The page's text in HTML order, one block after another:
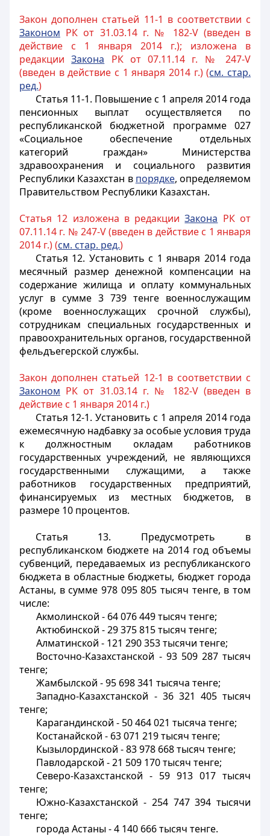
Закон дополнен статьей 11-1 в соответствии с
Законом РК от 31.03.14 г. № 182-V (введен в
действие с 1 января 2014 г.); изложена в
редакцииЗакона РК от 07.11.14 г. № 247-V
(введен в действие с 1 января 2014 г.) (см. стар.
ред.)
Статья 11-1. Повышение с 1 апреля 2014 года
пенсионных выплат осуществляется по
республиканской бюджетной программе 027
«Социальное обеспечение отдельных
категорий граждан» Министерства
здравоохранения и социального развития
Республики Казахстан в порядке, определяемом
Правительством Республики Казахстан.
Статья 12 изложена в редакцииЗакона РК от
07.11.14 г. № 247-V (введен в действие с 1 января
2014 г.) (см. стар. ред.)
Статья 12. Установить с 1 января 2014 года
месячный размер денежной компенсации на
содержание жилища и оплату коммунальных
услуг в сумме 3 739 тенге военнослужащим
(кроме военнослужащих срочной службы),
сотрудникам специальных государственных и
правоохранительных органов, государственной
фельдъегерской службы.
Закон дополнен статьей 12-1 в соответствии с
Законом РК от 31.03.14 г. № 182-V (введен в
действие с 1 января 2014 г.)
Статья 12-1. Установить с 1 апреля 2014 года
ежемесячную надбавку за особые условия труда
к должностным окладам работников
государственных учреждений, не являющихся
государственными служащими, а также
работников государственных предприятий,
финансируемых из местных бюджетов, в
размере 10 процентов.
Статья 13. Предусмотреть в
республиканском бюджете на 2014 год объемы
субвенций, передаваемых из республиканского
бюджета в областные бюджеты, бюджет города
Астаны, в сумме 978 095 805 тысяч тенге, в том
числе:
Акмолинской - 64 076 449 тысяч тенге;
Актюбинской - 29 375 815 тысяч тенге;
Алматинской - 121 290 353 тысячи тенге;
Восточно-Казахстанской - 93 509 287 тысяч
тенге;
Жамбылской - 95 698 341 тысяча тенге;
Западно-Казахстанской - 36 321 405 тысяч
тенге;
Карагандинской - 50 464 021 тысяча тенге;
Костанайской - 63 071 219 тысяч тенге;
Кызылординской - 83 978 668 тысяч тенге;
Павлодарской - 21 509 170 тысяч тенге;
Северо-Казахстанской - 59 913 017 тысяч
тенге;
Южно-Казахстанской - 254 747 394 тысячи
тенге;
города Астаны - 4 140 666 тысяч тенге.